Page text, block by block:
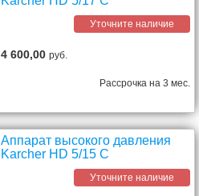
Уточните наличие
4 600,00руб.
Рассрочка на 3 мес.
Аппарат высокого давления
Karcher HD 5/15 C
Уточните наличие